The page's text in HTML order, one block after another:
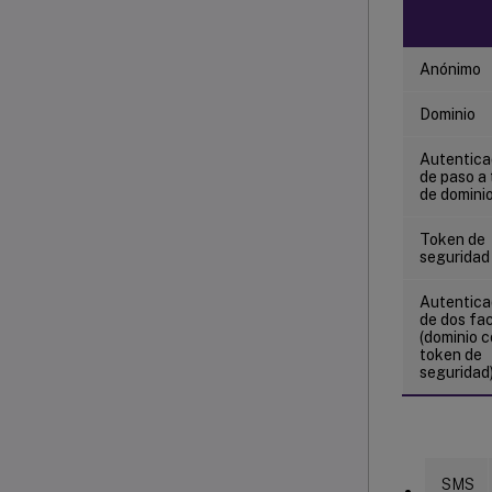
Anónimo
Dominio
de paso a
de dominio
Token de
seguridad
de dos
(dominio
token de
seguridad)
SMS